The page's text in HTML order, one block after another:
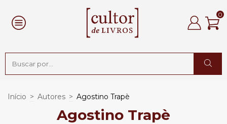
0
Início > Autores > Agostino Trapè
Agostino Trapè